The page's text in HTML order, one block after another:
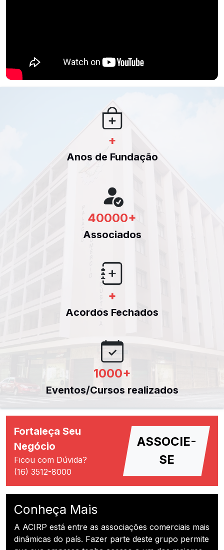
+
Anos de Fundação
40000+
Associados
+
Acordos Fechados
1000+
Eventos/Cursos realizados
Fortaleça Seu
Negócio
Ficou com Dúvida?
(16) 3512-8000
ASSOCIE-
SE
Conheça Mais
A ACIRP está entre as associações comerciais mais
dinâmicas do país. Fazer parte deste grupo permite